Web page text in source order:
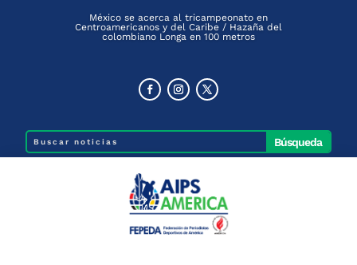
México se acerca al tricampeonato en
Centroamericanos y del Caribe / Hazaña del
colombiano Longa en 100 metros